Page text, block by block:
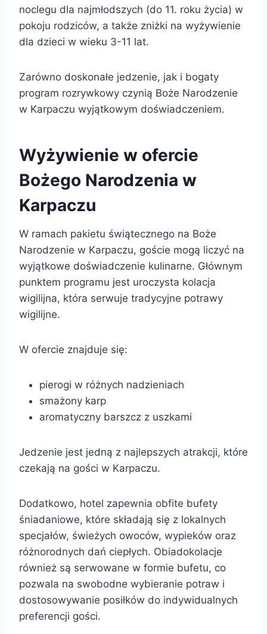
noclegu dla najmłodszych (do 11. roku życia) w
pokoju rodziców, a także zniżki na wyżywienie
dla dzieci w wieku 3-11 lat.
Zarówno doskonałe jedzenie, jak i bogaty
program rozrywkowy czynią Boże Narodzenie
w Karpaczu wyjątkowym doświadczeniem.
Wyżywienie w ofercie
Bożego Narodzenia w
Karpaczu
W ramach pakietu świątecznego na Boże
Narodzenie w Karpaczu, goście mogą liczyć na
wyjątkowe doświadczenie kulinarne. Głównym
punktem programu jest uroczysta kolacja
wigilijna, która serwuje tradycyjne potrawy
wigilijne.
W ofercie znajduje się:
pierogi w różnych nadzieniach
smażony karp
aromatyczny barszcz z uszkami
Jedzenie jest jedną z najlepszych atrakcji, które
czekają na gości w Karpaczu.
Dodatkowo, hotel zapewnia obfite bufety
śniadaniowe, które składają się z lokalnych
specjałów, świeżych owoców, wypieków oraz
różnorodnych dań ciepłych. Obiadokolacje
również są serwowane w formie bufetu, co
pozwala na swobodne wybieranie potraw i
dostosowywanie posiłków do indywidualnych
preferencji gości.